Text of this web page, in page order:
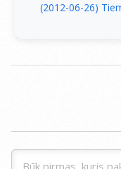
(2012-06-26)